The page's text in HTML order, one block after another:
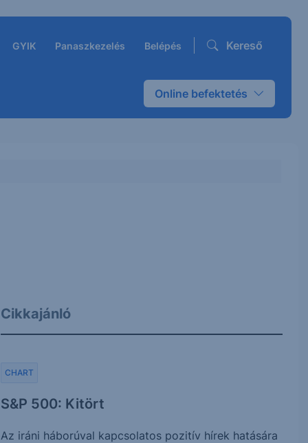
GYIK Panaszkezelés Belépés Kereső
Online befektetés
Cikkajánló
S&P 500: Kitört
CHART
Az iráni háborúval kapcsolatos pozitív hírek hatására